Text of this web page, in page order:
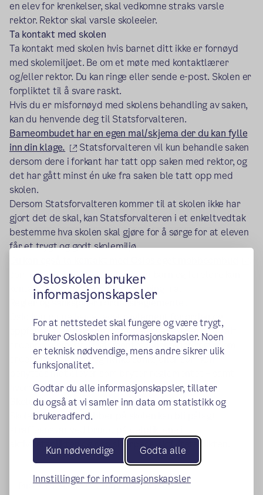
Osloskolen bruker
informasjonskapsler
For at nettstedet skal fungere og være trygt,
bruker Osloskolen informasjonskapsler. Noen
er teknisk nødvendige, mens andre sikrer ulik
funksjonalitet.
Godtar du alle informasjonskapsler, tillater
du også at vi samler inn data om statistikk og
brukeradferd.
Kun nødvendige Godta alle
Innstillinger for informasjonskapsler
en elev for krenkelser, skal vedkomne straks varsle
rektor. Rektor skal varsle skoleeier.
Ta kontakt med skolen
Ta kontakt med skolen hvis barnet ditt ikke er fornøyd
med skolemiljøet. Be om et møte med kontaktlærer
og/eller rektor. Du kan ringe eller sende e-post. Skolen er
forpliktet til å svare raskt.
Hvis du er misfornøyd med skolens behandling av saken,
kan du henvende deg til Statsforvalteren.
Barneombudet har en egen mal/skjema der du kan fylle
inn din klage.
(ekstern lenke)
Statsforvalteren vil kun behandle saken
dersom dere i forkant har tatt opp saken med rektor, og
det har gått minst én uke fra saken ble tatt opp med
skolen.
Dersom Statsforvalteren kommer til at skolen ikke har
gjort det de skal, kan Statsforvalteren i et enkeltvedtak
bestemme hva skolen skal gjøre for å sørge for at eleven
får et trygt og godt skolemiljø.
som er en uavhengig person, som barn og foreldre kan
kontakte og få bistand og rådgivning fra.
Regler og sanksjoner i ordensreglementet
Oslo kommune har et eget reglement for orden og
oppførsel i Osloskolen.
(ekstern lenke)
I tillegg har skolen et lokalt
ordensreglement. Reglementet inneholder regler om
orden og oppførsel og hvilke sanksjoner som kan
benyttes mot elever som bryter reglementet – samt
hvordan slike saker skal behandles.
Skolen kan bli pålagt straffeansvar
Skolen og de som jobber på skolen kan bli pålagt
aktivitetsplikten og den skjerpede aktivitetsplikten.
Publisert:04.08.2017Endret:06.08.2021